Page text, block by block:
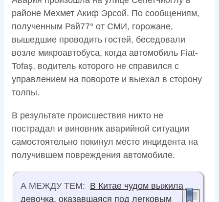
районе Мехмет Акиф Эрсой. По сообщениям,
полученным Рай77° от СМИ, горожане,
вышедшие проводить гостей, беседовали
возле микроавтобуса, когда автомобиль Fiat-
Tofaş, водитель которого не справился с
управлением на повороте и выехал в сторону
толпы.
В результате происшествия никто не
пострадал и виновник аварийной ситуации
самостоятельно покинул место инцидента на
получившем повреждения автомобиле.
А МЕЖДУ ТЕМ: В Китае чудом выжила
девочка, оказавшаяся под легковым